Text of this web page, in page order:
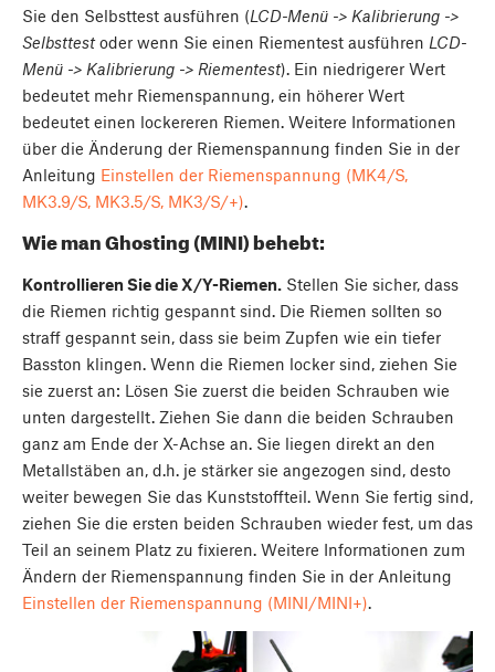
Sie den Selbsttest ausführen (LCD-Menü -> Kalibrierung ->
Selbsttestoder wenn Sie einen Riementest ausführen LCD-
Menü -> Kalibrierung -> Riementest). Ein niedrigerer Wert
bedeutet mehr Riemenspannung, ein höherer Wert
bedeutet einen lockereren Riemen. Weitere Informationen
über die Änderung der Riemenspannung finden Sie in der
Anleitung Einstellen der Riemenspannung (MK4/S,
MK3.9/S, MK3.5/S, MK3/S/+).
Wie man Ghosting (MINI) behebt:
Kontrollieren Sie die X/Y-Riemen. Stellen Sie sicher, dass
die Riemen richtig gespannt sind. Die Riemen sollten so
straff gespannt sein, dass sie beim Zupfen wie ein tiefer
Basston klingen. Wenn die Riemen locker sind, ziehen Sie
sie zuerst an: Lösen Sie zuerst die beiden Schrauben wie
unten dargestellt. Ziehen Sie dann die beiden Schrauben
ganz am Ende der X-Achse an. Sie liegen direkt an den
Metallstäben an, d.h. je stärker sie angezogen sind, desto
weiter bewegen Sie das Kunststoffteil. Wenn Sie fertig sind,
ziehen Sie die ersten beiden Schrauben wieder fest, um das
Teil an seinem Platz zu fixieren. Weitere Informationen zum
Ändern der Riemenspannung finden Sie in der Anleitung
Einstellen der Riemenspannung (MINI/MINI+).